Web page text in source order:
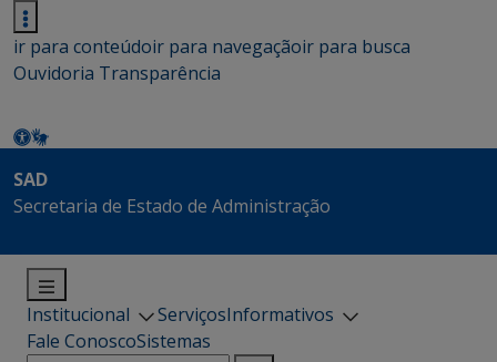
ir para conteúdoir para navegaçãoir para busca
Ouvidoria Transparência
SAD
Secretaria de Estado de Administração
Institucional ServiçosInformativos
Fale ConoscoSistemas